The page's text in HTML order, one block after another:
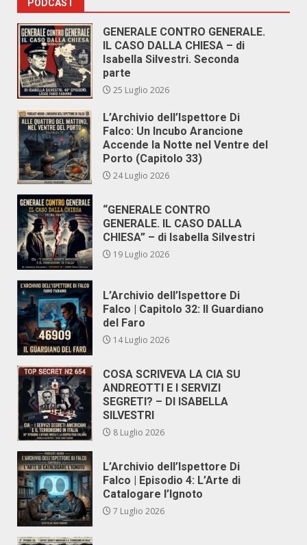
PODCAST
GENERALE CONTRO GENERALE.
IL CASO DALLA CHIESA – di
Isabella Silvestri. Seconda
parte
25 Luglio 2026
L’Archivio dell’Ispettore Di
Falco: Un Incubo Arancione
Accende la Notte nel Ventre del
Porto (Capitolo 33)
24 Luglio 2026
“GENERALE CONTRO
GENERALE. IL CASO DALLA
CHIESA” – di Isabella Silvestri
19 Luglio 2026
L’Archivio dell’Ispettore Di
Falco | Capitolo 32: Il Guardiano
del Faro
14 Luglio 2026
COSA SCRIVEVA LA CIA SU
ANDREOTTI E I SERVIZI
SEGRETI? – DI ISABELLA
SILVESTRI
8 Luglio 2026
L’Archivio dell’Ispettore Di
Falco | Episodio 4: L’Arte di
Catalogare l’Ignoto
7 Luglio 2026